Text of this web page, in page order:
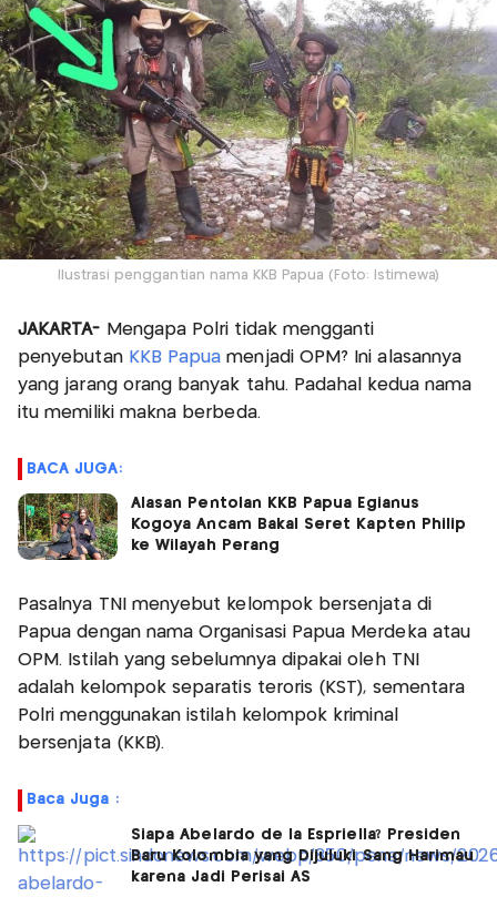
Ilustrasi penggantian nama KKB Papua (Foto: Istimewa)
JAKARTA- Mengapa Polri tidak mengganti
penyebutan KKB Papuamenjadi OPM? Ini alasannya
yang jarang orang banyak tahu. Padahal kedua nama
itu memiliki makna berbeda.
BACA JUGA:
Alasan Pentolan KKB Papua Egianus
Kogoya Ancam Bakal Seret Kapten Philip
ke Wilayah Perang
Pasalnya TNI menyebut kelompok bersenjata di
Papua dengan nama Organisasi Papua Merdeka atau
OPM. Istilah yang sebelumnya dipakai oleh TNI
adalah kelompok separatis teroris (KST), sementara
Polri menggunakan istilah kelompok kriminal
bersenjata (KKB).
Baca Juga :
Siapa Abelardo de la Espriella? Presiden
Baru Kolombia yang Dijuluki Sang Harimau
karena Jadi Perisai AS